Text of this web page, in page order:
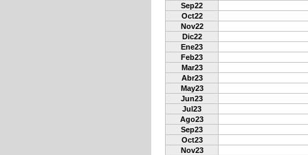
Sep22
Oct22
Nov22
Dic22
Ene23
Feb23
Mar23
Abr23
May23
Jun23
Jul23
Ago23
Sep23
Oct23
Nov23